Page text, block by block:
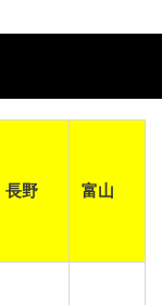
長野 富山